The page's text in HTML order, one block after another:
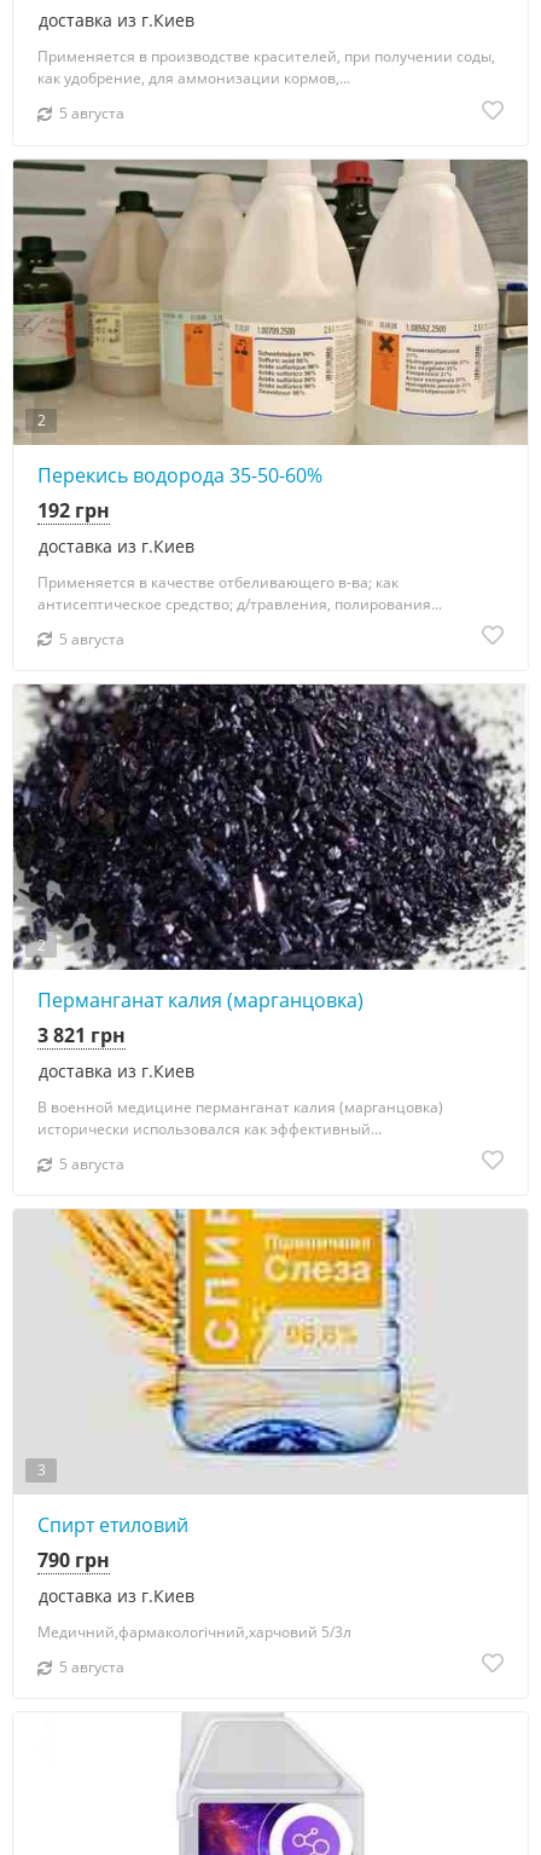
доставка из г.Киев
Применяется в производстве красителей, при получении соды,
как удобрение, для аммонизации кормов,...
5 августа
2
Перекись водорода 35-50-60%
доставка из г.Киев
192 грн
Применяется в качестве отбеливающего в-ва; как
антисептическое средство; д/травления, полирования...
5 августа
2
Перманганат калия (марганцовка)
доставка из г.Киев
3 821 грн
В военной медицине перманганат калия (марганцовка)
исторически использовался как эффективный...
5 августа
3
Спирт етиловий
доставка из г.Киев
790 грн
Медичний,фармакологічний,харчовий 5/3л
5 августа